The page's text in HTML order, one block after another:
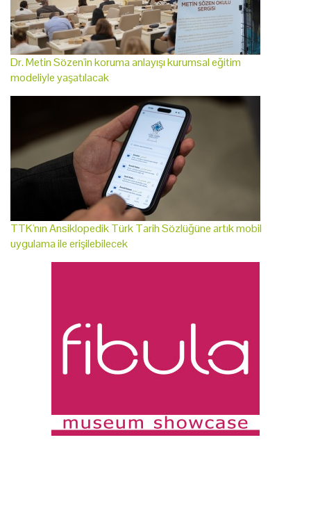
Dr. Metin Sözen'in koruma anlayışı kurumsal eğitim
modeliyle yaşatılacak
TTK'nın Ansiklopedik Türk Tarih Sözlüğüne artık mobil
uygulama ile erişilebilecek